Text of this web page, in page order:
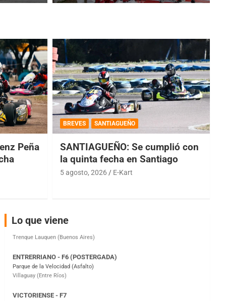
Peña
BREVES SANTIAGUEÑO
SANTIAGUEÑO: Se cumplió con
la quinta fecha en Santiago
5 agosto, 2026 E-Kart
Lo que viene
COBERTURA ESPECIAL DE E-KART.COM.AR
08/09-AGO
Ramiro Tot (Asfalto)
Baradero (Buenos Aires)
ENTRERRIANO - F6 (POSTERGADA)
Parque de la Velocidad (Asfalto)
Villaguay (Entre Ríos)
VICTORIENSE - F7
El Cerro (Tierra)
Victoria (Entre Ríos)
PATAGONICO - F6